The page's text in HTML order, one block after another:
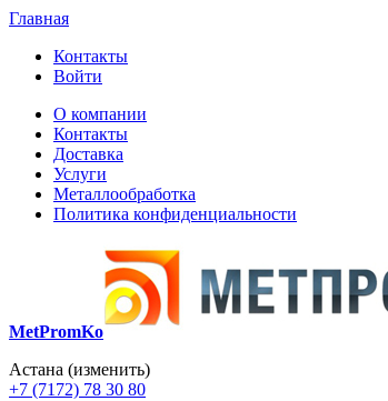
Главная
Контакты
Войти
О компании
Контакты
Доставка
Услуги
Металлообработка
Политика конфиденциальности
MetPromKo
Астана (изменить)
+7 (7172) 78 30 80